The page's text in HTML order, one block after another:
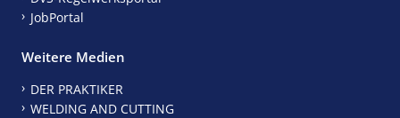
JobPortal
Weitere Medien
DER PRAKTIKER
WELDING AND CUTTING